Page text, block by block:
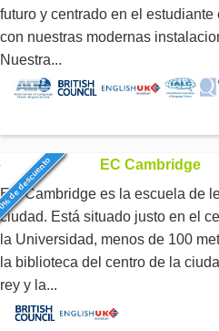
futuro y centrado en el
con nuestras modernas
Nuestra...
descuento
EC Cambridge
EC Cambridge es la escuela de
ciudad. Está situado justo en el
la Universidad, menos de 100
la biblioteca del centro de la
rey y la...